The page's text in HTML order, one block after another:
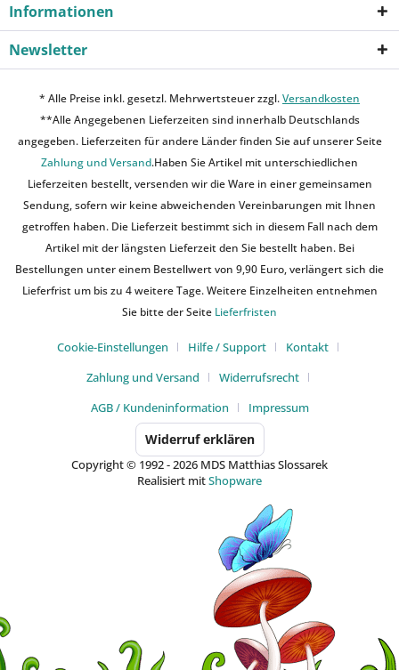
Informationen
Newsletter
* Alle Preise inkl. gesetzl. Mehrwertsteuer zzgl.Versandkosten
**Alle Angegebenen Lieferzeiten sind innerhalb Deutschlands
angegeben. Lieferzeiten für andere Länder finden Sie auf unserer Seite
Zahlung und Versand.Haben Sie Artikel mit unterschiedlichen
Lieferzeiten bestellt, versenden wir die Ware in einer gemeinsamen
Sendung, sofern wir keine abweichenden Vereinbarungen mit Ihnen
getroffen haben. Die Lieferzeit bestimmt sich in diesem Fall nach dem
Artikel mit der längsten Lieferzeit den Sie bestellt haben. Bei
Bestellungen unter einem Bestellwert von 9,90 Euro, verlängert sich die
Lieferfrist um bis zu 4 weitere Tage. Weitere Einzelheiten entnehmen
Sie bitte der Seite Lieferfristen
Cookie-Einstellungen Hilfe / Support
Kontakt
Zahlung und Versand
Widerrufsrecht
AGB / Kundeninformation
Impressum
Widerruf erklären
Copyright © 1992 - 2026 MDS Matthias Slossarek
Realisiert mitShopware